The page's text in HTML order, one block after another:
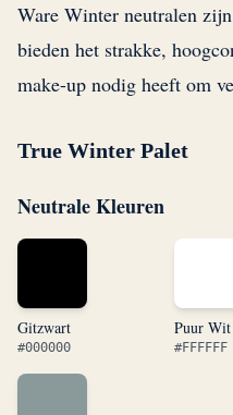
Ware Winter neutralen
bieden het strakke,
make-up nodig heeft om
True Winter Palet
Neutrale Kleuren
Gitzwart
#000000
Puur Wit
#FFFFFF